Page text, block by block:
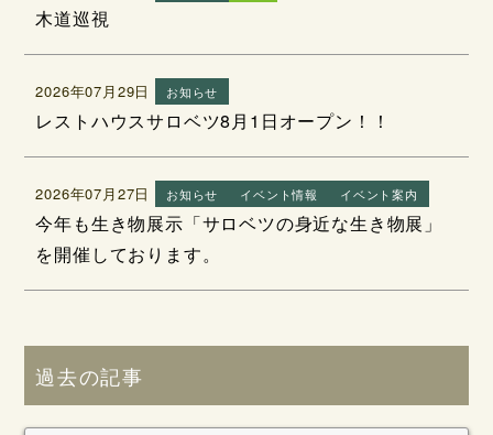
木道巡視
2026年07月29日 お知らせ
レストハウスサロベツ8月1日オープン！！
2026年07月27日 お知らせ イベント情報 イベント案内
今年も生き物展示「サロベツの身近な生き物展」
を開催しております。
過去の記事